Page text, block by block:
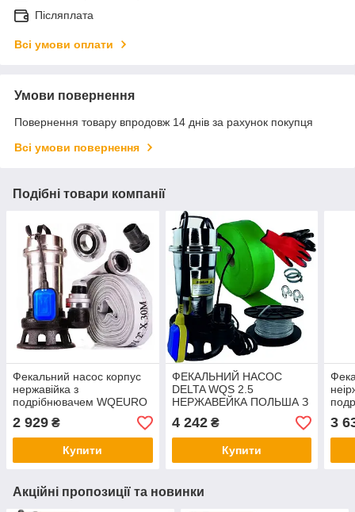
Післяплата
Всі умови оплати
Умови повернення
Повернення товару впродовж 14 днів за рахунок покупця
Всі умови повернення
Подібні товари компанії
Фекальний насос корпус
нержавійка з
подрібнювачем WQEURO
DELTA WQS 2.5 без
шланга
2 929 ₴
Купити
ФЕКАЛЬНИЙ НАСОС
DELTA WQS 2.5
НЕРЖАВЕЙКА ПОЛЬША З
ПОДРІБНЮВАЧЕМ
WQEURO + ШЛАНГ 50М +
ТРОС
5М+ХОМУТ+ЗАЖИМИ
4 242₴
Купити
25
3
Акційні пропозиції та новинки